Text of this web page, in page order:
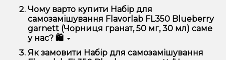
Набір для самозамішування Flavorlab FL350
Blueberry garnett (Чорниця гранат, 50 мг, 30 мл)
відрізняється високою якістю, зручністю
використання та надійністю.
Чому варто купити Набір для
самозамішування Flavorlab FL350 Blueberry
garnett (Чорниця гранат, 50 мг, 30 мл) саме
у нас? 🛍️
Ми пропонуємо тільки оригінальну продукцію,
Як замовити Набір для самозамішування